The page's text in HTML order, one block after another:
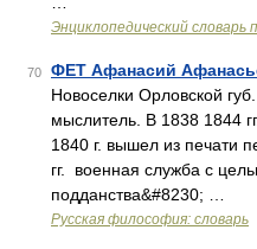
Энциклопедический словарь
70 ФЕТ Афанасий
Новоселки Орловской
мыслитель. В 1838 1844
1840 г. вышел из печати
гг. военная служба с
подданства&#8230; …
Русская философия: словарь